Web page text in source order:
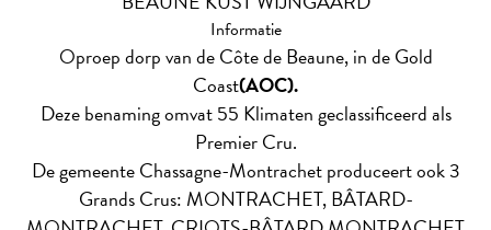
Informatie
Oproep dorp van de Côte de Beaune, in de Gold
Coast(AOC).
Deze benaming omvat 55 Klimaten geclassificeerd als
Premier Cru.
De gemeente Chassagne-Montrachet produceert ook 3
Grands Crus: MONTRACHET, BÂTARD-